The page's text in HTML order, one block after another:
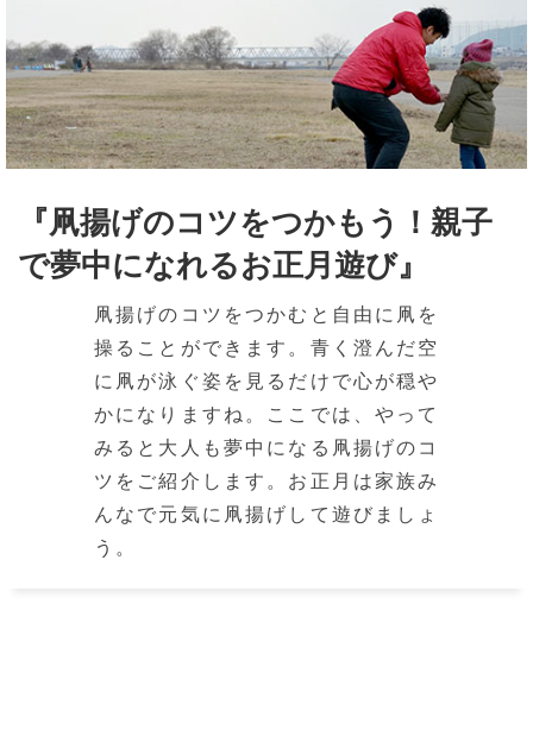
『凧揚げのコツをつかもう！親子
で夢中になれるお正月遊び』
凧揚げのコツをつかむと自由に凧を
操ることができます。青く澄んだ空
に凧が泳ぐ姿を見るだけで心が穏や
かになりますね。ここでは、やって
みると大人も夢中になる凧揚げのコ
ツをご紹介します。お正月は家族み
んなで元気に凧揚げして遊びましょ
う。